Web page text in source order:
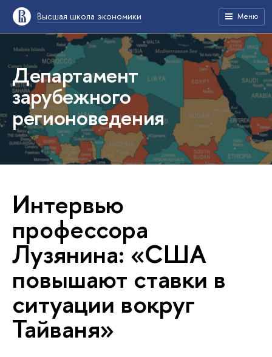
Высшая школа экономики Меню
Департамент
зарубежного
регионоведения
Интервью
профессора
Лузянина: «США
повышают ставки в
ситуации вокруг
Тайваня»